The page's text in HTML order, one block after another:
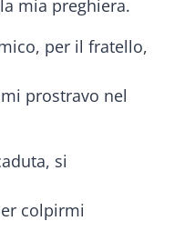
mia preghiera.
per il fratello,
prostravo nel
si
colpirmi